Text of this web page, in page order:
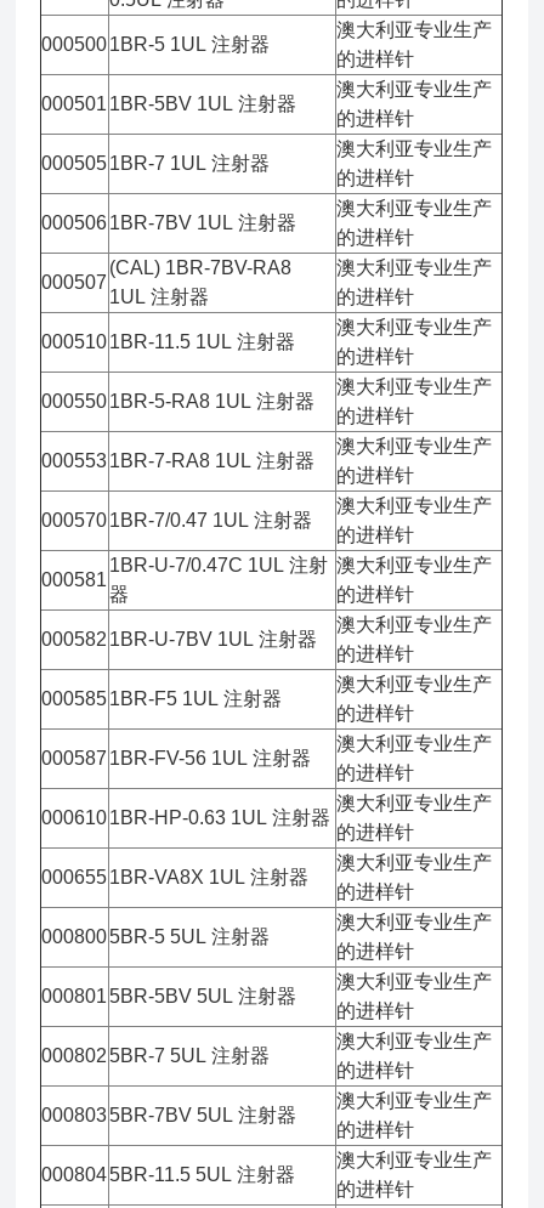
0005001BR-5 1UL 注射器
澳大利亚专业生产
的进样针
000501 1BR-5BV 1UL 注射器
澳大利亚专业生产
的进样针
0005051BR-7 1UL 注射器
澳大利亚专业生产
的进样针
0005061BR-7BV 1UL 注射器
澳大利亚专业生产
的进样针
000507
(CAL) 1BR-7BV-RA8
1UL 注射器
澳大利亚专业生产
的进样针
0005101BR-11.5 1UL 注射器
澳大利亚专业生产
的进样针
0005501BR-5-RA8 1UL 注射器
澳大利亚专业生产
的进样针
0005531BR-7-RA8 1UL 注射器
澳大利亚专业生产
的进样针
0005701BR-7/0.47 1UL 注射器
澳大利亚专业生产
的进样针
000581
1BR-U-7/0.47C 1UL 注射
器
澳大利亚专业生产
的进样针
000582 1BR-U-7BV 1UL 注射器
澳大利亚专业生产
的进样针
0005851BR-F5 1UL 注射器
澳大利亚专业生产
的进样针
000587 1BR-FV-56 1UL 注射器
澳大利亚专业生产
的进样针
0006101BR-HP-0.63 1UL 注射器
澳大利亚专业生产
的进样针
0006551BR-VA8X 1UL 注射器
澳大利亚专业生产
的进样针
0008005BR-5 5UL 注射器
澳大利亚专业生产
的进样针
000801 5BR-5BV 5UL 注射器
澳大利亚专业生产
的进样针
000802 5BR-7 5UL 注射器
澳大利亚专业生产
的进样针
0008035BR-7BV 5UL 注射器
澳大利亚专业生产
的进样针
0008045BR-11.5 5UL 注射器
澳大利亚专业生产
的进样针